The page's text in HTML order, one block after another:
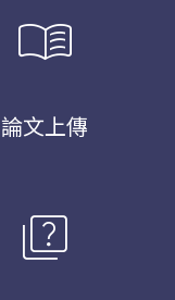
menu_book
論文上傳
quiz